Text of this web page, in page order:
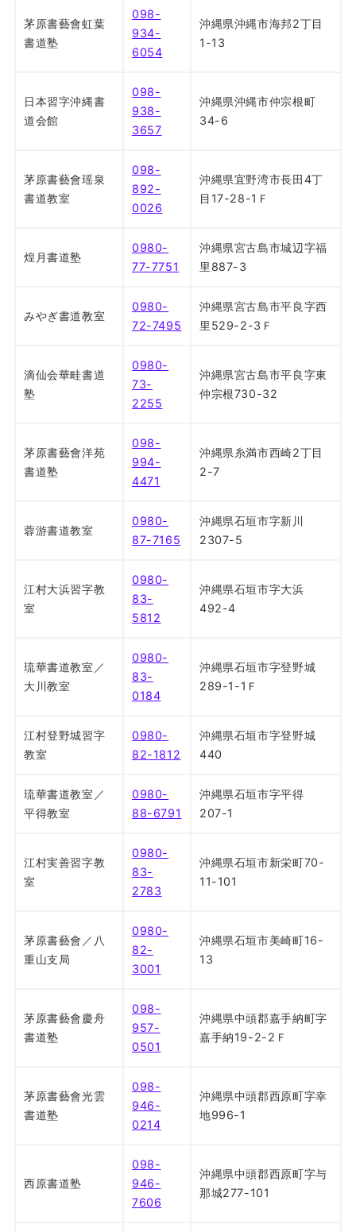
茅原書藝會虹葉
書道塾
098-
934-
6054
沖縄県沖縄市海邦2丁目
1-13
日本習字沖縄書
道会館
098-
938-
3657
沖縄県沖縄市仲宗根町
34-6
茅原書藝會瑶泉
書道教室
098-
892-
0026
沖縄県宜野湾市長田4丁
目17-28-1Ｆ
煌月書道塾
0980-
77-7751
沖縄県宮古島市城辺字福
里887-3
みやぎ書道教室
0980-
72-7495
沖縄県宮古島市平良字西
里529-2-3Ｆ
滴仙会華畦書道
塾
0980-
73-
2255
沖縄県宮古島市平良字東
仲宗根730-32
茅原書藝會洋苑
書道塾
098-
994-
4471
沖縄県糸満市西崎2丁目
2-7
蓉游書道教室
0980-
87-7165
沖縄県石垣市字新川
2307-5
江村大浜習字教
室
0980-
83-
5812
沖縄県石垣市字大浜
492-4
琉華書道教室／
大川教室
0980-
83-
0184
沖縄県石垣市字登野城
289-1-1Ｆ
江村登野城習字
教室
0980-
82-1812
沖縄県石垣市字登野城
440
琉華書道教室／
平得教室
0980-
88-6791
沖縄県石垣市字平得
207-1
江村実善習字教
室
0980-
83-
2783
沖縄県石垣市新栄町70-
11-101
茅原書藝會／八
重山支局
0980-
82-
3001
沖縄県石垣市美崎町16-
13
茅原書藝會慶舟
書道塾
098-
957-
0501
沖縄県中頭郡嘉手納町字
嘉手納19-2-2Ｆ
茅原書藝會光雲
書道塾
098-
946-
0214
沖縄県中頭郡西原町字幸
地996-1
西原書道塾
098-
946-
7606
沖縄県中頭郡西原町字与
那城277-101